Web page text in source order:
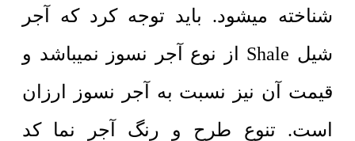
شناخته میشود. باید توجه کرد که آجر
شیل Shale از نوع آجر نسوز نمیباشد و
قیمت آن نیز نسبت به آجر نسوز ارزان
است. تنوع طرح و رنگ آجر نما کد